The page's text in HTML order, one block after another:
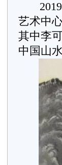
2019
艺术中
其中李
中国山